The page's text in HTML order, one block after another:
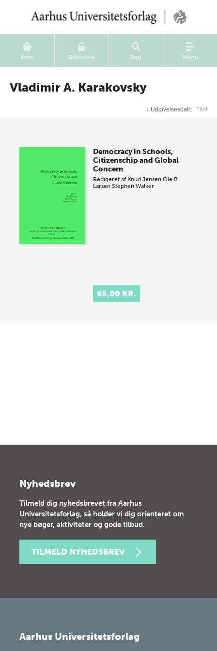
Kurv Bibliotek Søg Menu
Vladimir A. Karakovsky
↓ Udgivelsesdato Titel
Democracy in Schools,
Citizenschip and Global
Concern
Redigeret af Knud Jensen Ole B.
Larsen Stephen Walker
65,00 KR.
Nyhedsbrev
Tilmeld dig nyhedsbrevet fra Aarhus
Universitetsforlag, så holder vi dig orienteret om
nye bøger, aktiviteter og gode tilbud.
TILMELD NYHEDSBREV
Aarhus Universitetsforlag